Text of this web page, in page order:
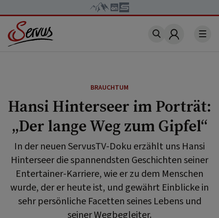
Account
BRAUCHTUM
Hansi Hinterseer im Porträt:
„Der lange Weg zum Gipfel“
In der neuen ServusTV-Doku erzählt uns Hansi
Hinterseer die spannendsten Geschichten seiner
Entertainer-Karriere, wie er zu dem Menschen
wurde, der er heute ist, und gewährt Einblicke in
sehr persönliche Facetten seines Lebens und
seiner Wegbegleiter.